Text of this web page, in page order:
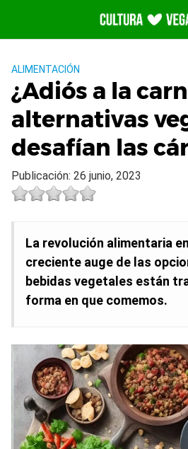
contenido
ALIMENTACIÓN
¿Adiós a la
alternativas
desafían las
Publicación: 26 junio, 2023
La revolución alimentaria en
creciente auge de las
bebidas vegetales están
forma en que comemos.